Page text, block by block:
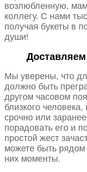
возлюбленную,
коллегу. С нами
получая букеты в
души!
Мы уверены, что
должно быть
другом часовом
близкого
срочно или
порадовать его и
простой жест
можете быть
них моменты.